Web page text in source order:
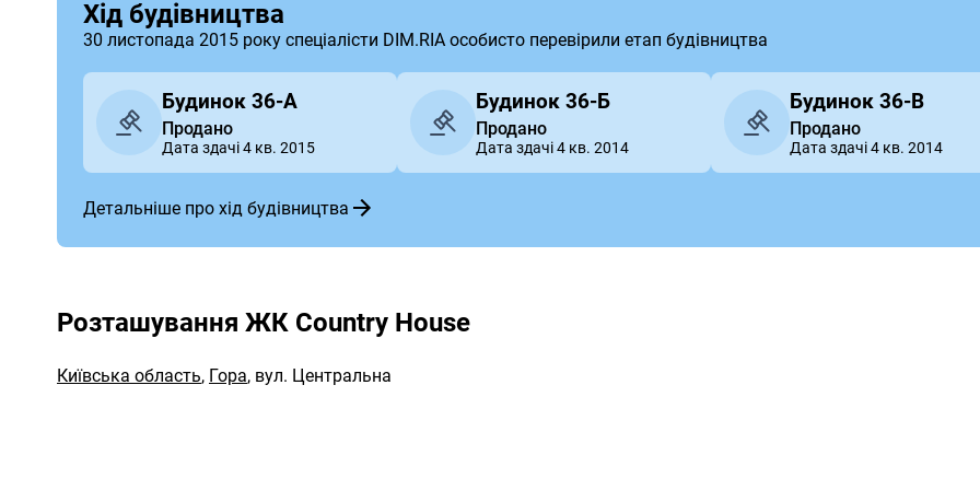
Хід будівництва
30 листопада 2015 року спеціалісти DIM.RIA особисто перевірили етап будівництва
Будинок 36-А
Продано
Дата здачі 4 кв. 2015
Будинок 36-Б
Продано
Дата здачі 4 кв. 2014
Будинок 36-В
Продано
Дата здачі 4 кв. 2014
Детальніше про хід будівництва
Розташування ЖК Country House
Київська область, Гора, вул. Центральна